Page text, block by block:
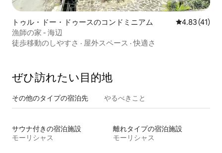
トゥル・ドー・ドゥースのコンドミニアム レビュー41
4.83 (41)
漁師の家 - 海辺
徒歩移動のしやすさ · 屋外スペース ·快適さ
ぜひ訪⁠れ⁠た⁠い目⁠的⁠地
その他のタ⁠イ⁠プ⁠の宿⁠泊⁠先 やるべきこと
サウナ付きの宿泊施設
モーリシャス
離れタイプの宿泊施設
モーリシャス